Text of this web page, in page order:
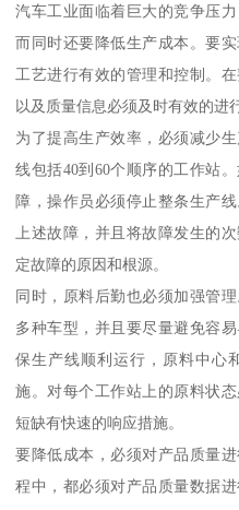
汽车工业面临着巨大的竞争压
而同时还要降低生产成本。要
工艺进行有效的管理和控制。
以及质量信息必须及时有效的进
为了提高生产效率，必须减少
线包括40到60个顺序的工作站
障，操作员必须停止整条生产
上述故障，并且将故障发生的
定故障的原因和根源。
同时，原料后勤也必须加强管
多种车型，并且要尽量避免容
保生产线顺利运行，原料中心
施。对每个工作站上的原料状
短缺有快速的响应措施。
要降低成本，必须对产品质量
程中，都必须对产品质量数据